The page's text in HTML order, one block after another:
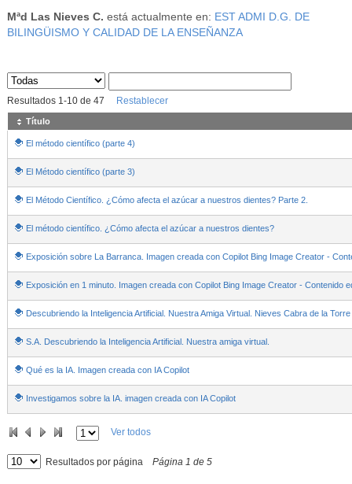
Mªd Las Nieves C. está actualmente en: EST ADMI D.G. DE
BILINGÜISMO Y CALIDAD DE LA ENSEÑANZA
Sus archivos
Resultados 1-10de 47 Restablecer
Título
El método científico (parte 4)
El Método científico (parte 3)
El Método Científico. ¿Cómo afecta el azúcar a nuestros dientes? Parte 2.
El método científico. ¿Cómo afecta el azúcar a nuestros dientes?
Exposición sobre La Barranca. Imagen creada con Copilot Bing Image Creator -
Exposición en 1 minuto. Imagen creada con Copilot Bing Image Creator - Contenido
Descubriendo la Inteligencia Artificial. Nuestra Amiga Virtual. Nieves Cabra de la Torre
S.A. Descubriendo la Inteligencia Artificial. Nuestra amiga virtual.
Qué es la IA. Imagen creada con IA Copilot
Investigamos sobre la IA. imagen creada con IA Copilot
Ver todos
Resultados por página Página 1 de 5